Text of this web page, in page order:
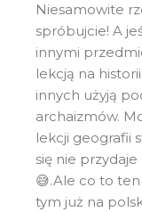
Niesamowite
spróbujcie! A
innymi
lekcją na
innych użyją
archaizmów.
lekcji geografii
się nie
😅.Ale co to
tym już na